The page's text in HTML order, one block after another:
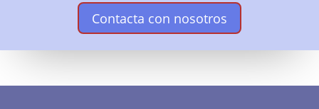
Contacta con nosotros